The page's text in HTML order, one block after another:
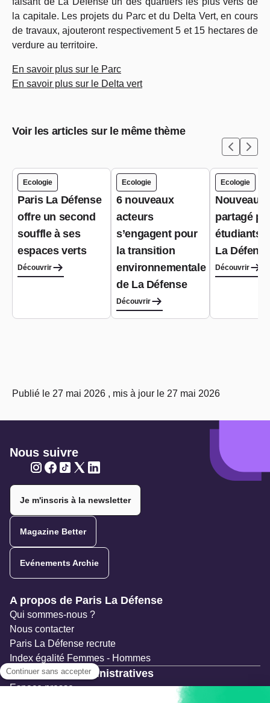
la capitale. Les projets du Parc et du Delta Vert, en cours
de travaux, ajouteront respectivement 5 et 15 hectares de
verdure au territoire.
En savoir plus sur le Parc
En savoir plus sur le Delta vert
Voir les articles sur le même thème
Ecologie
Paris La Défense
offre un second
souffle à ses
espaces verts
Découvrir
Ecologie
6 nouveaux
acteurs
s’engagent pour
la transition
environnementale
de La Défense
Découvrir
Ecologie
Nouveau
partagé
étudiants
La
Découvrir
Publié le 27 mai 2026 , mis à jour le 27 mai 2026
Nous suivre
Je m'inscris à la newsletter
Magazine Better
Evénements Archie
Navigation secondaire
A propos de Paris La Défense
Qui sommes-nous ?
Nous contacter
Paris La Défense recrute
Index égalité Femmes - Hommes
Ressources administratives
Espace presse